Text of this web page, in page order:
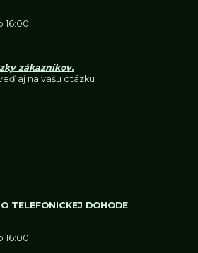
16:00
zákazníkov.
aj na vašu otázku
TELEFONICKEJ DOHODE
16:00